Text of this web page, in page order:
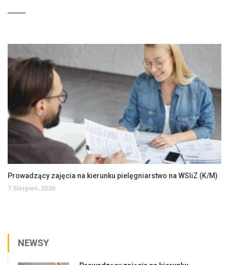
Prowadzący zajęcia na kierunku pielęgniarstwo na WSIiZ (K/M)
7 Sierpień, 2026
NEWSY